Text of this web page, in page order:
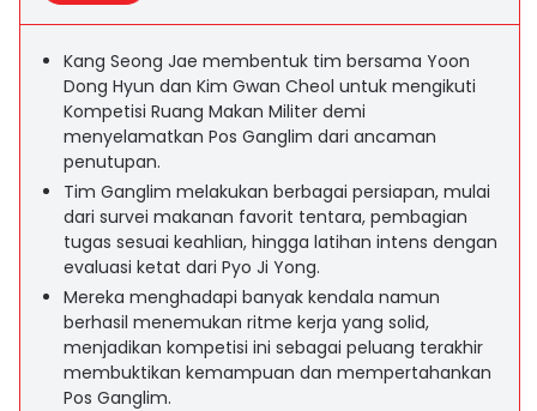
Kang Seong Jae membentuk tim bersama Yoon
Dong Hyun dan Kim Gwan Cheol untuk mengikuti
Kompetisi Ruang Makan Militer demi
menyelamatkan Pos Ganglim dari ancaman
penutupan.
Tim Ganglim melakukan berbagai persiapan, mulai
dari survei makanan favorit tentara, pembagian
tugas sesuai keahlian, hingga latihan intens dengan
evaluasi ketat dari Pyo Ji Yong.
Mereka menghadapi banyak kendala namun
berhasil menemukan ritme kerja yang solid,
menjadikan kompetisi ini sebagai peluang terakhir
membuktikan kemampuan dan mempertahankan
Pos Ganglim.